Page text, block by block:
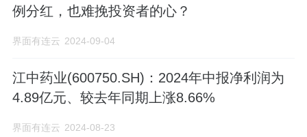
例分红，也难挽投资者的心？
界面有连云 2024-09-04
江中药业(600750.SH)：2024年中报净利润为
4.89亿元、较去年同期上涨8.66%
界面有连云 2024-08-23